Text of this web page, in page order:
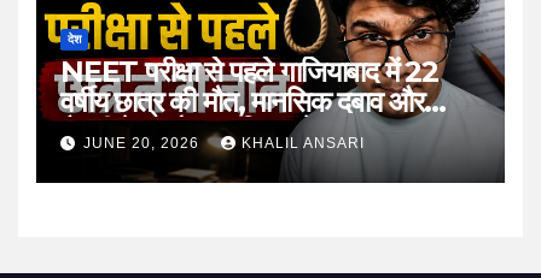
देश
NEET परीक्षा से पहले गाजियाबाद में 22
वर्षीय छात्र की मौत, मानसिक दबाव और
तैयारी के माहौल पर फिर उठे सवाल
JUNE 20, 2026 KHALIL ANSARI